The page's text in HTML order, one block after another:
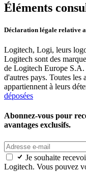
Éléments
Déclaration légale relative
Logitech, Logi, leurs
Logitech sont des
de Logitech Europe S.A.
d'autres pays. Toutes les
appartiennent à leurs
déposées
Abonnez-vous pour
avantages exclusifs.
Je souhaite
Logitech. Vous pouvez